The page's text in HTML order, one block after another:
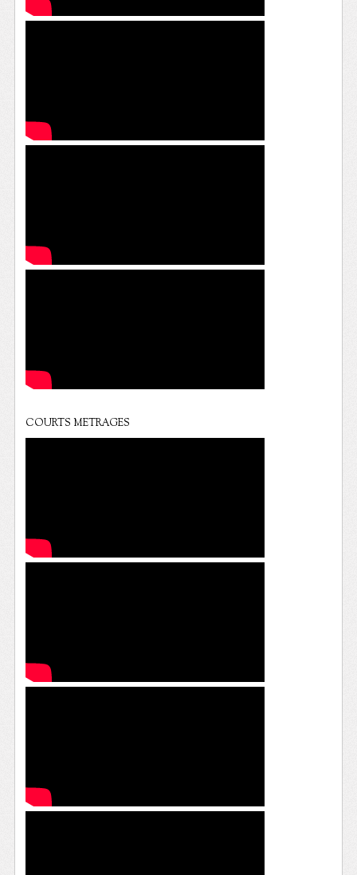
COURTS METRAGES